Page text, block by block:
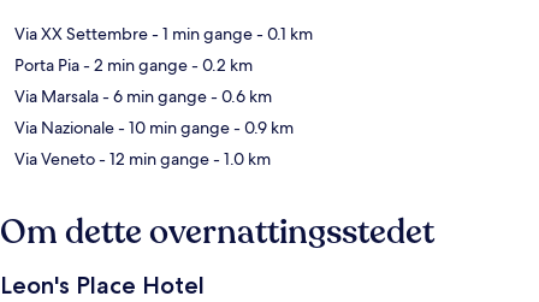
Via XX Settembre- 1 min gange- 0.1 km
Porta Pia- 2 min gange- 0.2 km
Via Marsala- 6 min gange- 0.6 km
Via Nazionale- 10 min gange- 0.9 km
Via Veneto- 12 min gange- 1.0 km
Om dette overnattingsstedet
Leon's Place Hotel